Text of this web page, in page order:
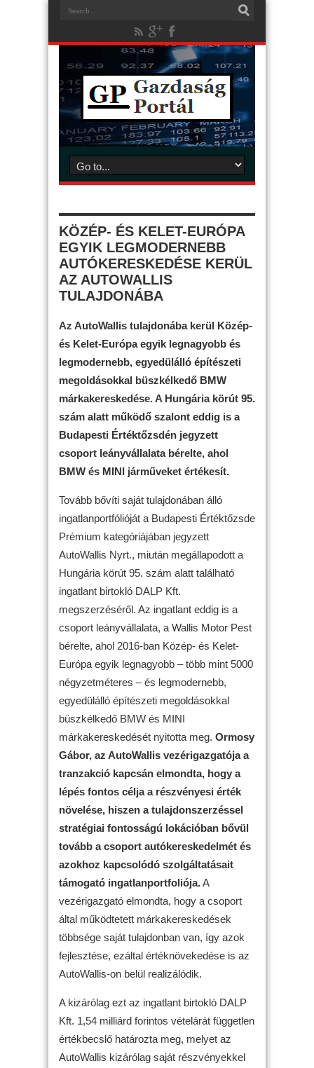
KÖZÉP- ÉS KELET-EURÓPA
EGYIK LEGMODERNEBB
AUTÓKERESKEDÉSE KERÜL
AZ AUTOWALLIS
TULAJDONÁBA
Az AutoWallis tulajdonába kerül Közép-
és Kelet-Európa egyik legnagyobb és
legmodernebb, egyedülálló építészeti
megoldásokkal büszkélkedő BMW
márkakereskedése. A Hungária körút 95.
szám alatt működő szalont eddig is a
Budapesti Értéktőzsdén jegyzett
csoport leányvállalata bérelte, ahol
BMW és MINI járműveket értékesít.
Tovább bővíti saját tulajdonában álló
ingatlanportfólióját a Budapesti Értéktőzsde
Prémium kategóriájában jegyzett
AutoWallis Nyrt., miután megállapodott a
Hungária körút 95. szám alatt található
ingatlant birtokló DALP Kft.
megszerzéséről. Az ingatlant eddig is a
csoport leányvállalata, a Wallis Motor Pest
bérelte, ahol 2016-ban Közép- és Kelet-
Európa egyik legnagyobb – több mint 5000
négyzetméteres – és legmodernebb,
egyedülálló építészeti megoldásokkal
büszkélkedő BMW és MINI
márkakereskedését nyitotta meg. Ormosy
Gábor, az AutoWallis vezérigazgatója a
tranzakció kapcsán elmondta, hogy a
lépés fontos célja a részvényesi érték
növelése, hiszen a tulajdonszerzéssel
stratégiai fontosságú lokációban bővül
tovább a csoport autókereskedelmét és
azokhoz kapcsolódó szolgáltatásait
támogató ingatlanportfoliója.A
vezérigazgató elmondta, hogy a csoport
által működtetett márkakereskedések
többsége saját tulajdonban van, így azok
fejlesztése, ezáltal értéknövekedése is az
AutoWallis-on belül realizálódik.
A kizárólag ezt az ingatlant birtokló DALP
Kft. 1,54 milliárd forintos vételárát független
értékbecslő határozta meg, melyet az
AutoWallis kizárólag saját részvényekkel